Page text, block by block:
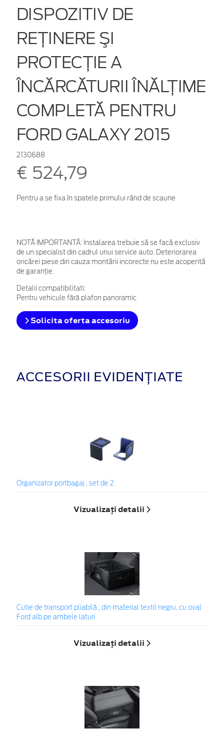
DISPOZITIV DE
REŢINERE ŞI
PROTECŢIE A
ÎNCĂRCĂTURII ÎNĂLŢIME
COMPLETĂ PENTRU
FORD GALAXY 2015
2130688
€ 524,79
Pentru a se fixa în spatele primului rând de scaune
NOTĂ IMPORTANTĂ: Instalarea trebuie să se facă exclusiv
de un specialist din cadrul unui service auto. Deteriorarea
oricărei piese din cauza montării incorecte nu este acoperită
de garanţie.
Detalii compatibilitati:
Pentru vehicule fără plafon panoramic
Solicita oferta accesoriu
ACCESORII EVIDENȚIATE
Organizator portbagaj , set de 2
Vizualizați detalii
Cutie de transport pliabilă , din material textil negru, cu oval
Ford alb pe ambele laturi
Vizualizați detalii